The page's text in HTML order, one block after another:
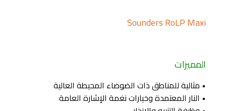
Sounders RoLP Maxi
المميزات
• مثالية للمناطق ذات الضوضاء المحيطة العالية
• النار المعتمدة وخيارات نغمة الإشارة العامة